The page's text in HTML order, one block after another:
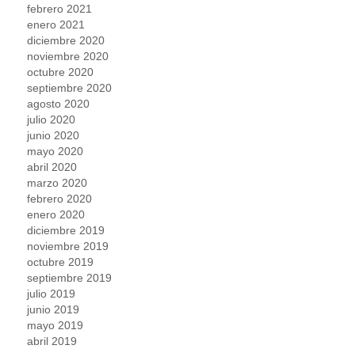
febrero 2021
enero 2021
diciembre 2020
noviembre 2020
octubre 2020
septiembre 2020
agosto 2020
julio 2020
junio 2020
mayo 2020
abril 2020
marzo 2020
febrero 2020
enero 2020
diciembre 2019
noviembre 2019
octubre 2019
septiembre 2019
julio 2019
junio 2019
mayo 2019
abril 2019